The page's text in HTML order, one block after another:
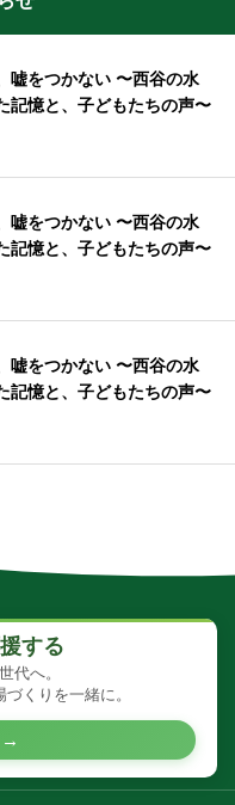
嘘をつかない 〜西谷の水
記憶と、子どもたちの声〜
嘘をつかない 〜西谷の水
記憶と、子どもたちの声〜
嘘をつかない 〜西谷の水
記憶と、子どもたちの声〜
する
代へ。
くりを一緒に。
→